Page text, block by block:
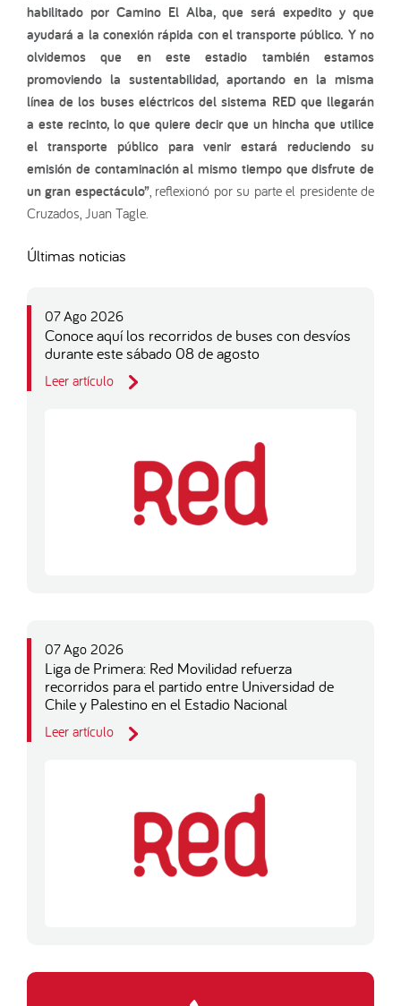
habilitado por Camino El Alba, que será expedito y que
ayudará a la conexión rápida con el transporte público. Y no
olvidemos que en este estadio también estamos
promoviendo la sustentabilidad, aportando en la misma
línea de los buses eléctricos del sistema RED que llegarán
a este recinto, lo que quiere decir que un hincha que utilice
el transporte público para venir estará reduciendo su
emisión de contaminación al mismo tiempo que disfrute de
un gran espectáculo”, reflexionó por su parte el presidente de
Cruzados, Juan Tagle.
Últimas noticias
07 Ago 2026
Conoce aquí los recorridos de buses con desvíos
durante este sábado 08 de agosto
Leer artículo
07 Ago 2026
Liga de Primera: Red Movilidad refuerza
recorridos para el partido entre Universidad de
Chile y Palestino en el Estadio Nacional
Leer artículo